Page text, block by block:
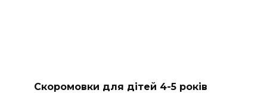
Скоромовки для дітей 4-5 років